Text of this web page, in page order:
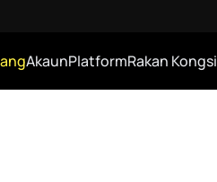
AkaunPlatformRakan Kongsi